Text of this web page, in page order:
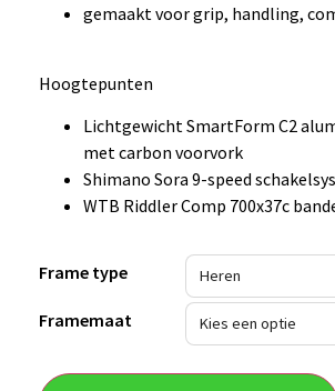
gemaakt voor grip, handling,
Hoogtepunten
Lichtgewicht SmartForm C2
met carbon voorvork
Shimano Sora 9-speed
WTB Riddler Comp 700x37c
Frame type
Framemaat